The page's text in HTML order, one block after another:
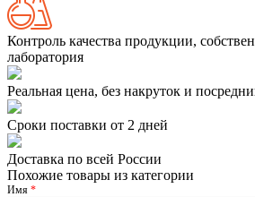
Контроль качества продукции,
лаборатория
Реальная цена, без накруток и
Сроки поставки от 2 дней
Доставка по всей России
Похожие товары из категории
Имя *